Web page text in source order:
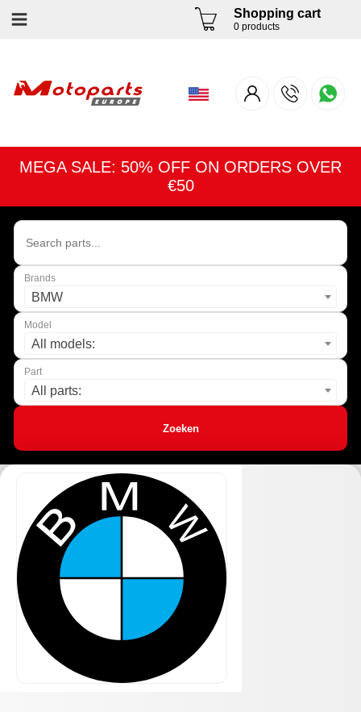
Shopping cart
0 products
MEGA SALE: 50% OFF ON ORDERS OVER
€50
Brands
BMW
Model
All models:
Part
All parts:
Zoeken